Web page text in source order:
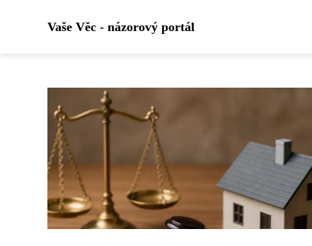
Vaše Věc - názorový portál